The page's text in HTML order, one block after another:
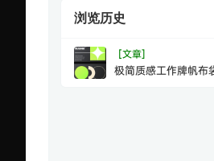
浏览历史
[文章]
极简质感工作牌帆布